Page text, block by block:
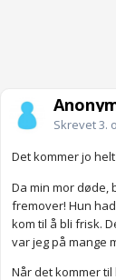
Skrevet3.
Det kommer jo
Da min mor døde,
fremover! Hun
kom til å bli frisk.
var jeg på mange
Når det kommer